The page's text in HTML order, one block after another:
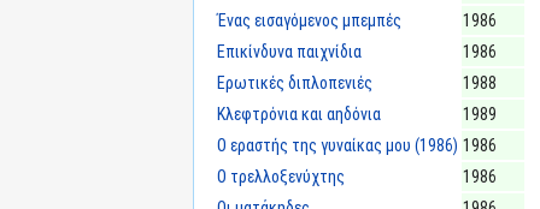
Ένας εισαγόμενος μπεμπές
1986
Επικίνδυνα παιχνίδια
1986
Ερωτικές διπλοπενιές
1988
Κλεφτρόνια και αηδόνια
1989
Ο εραστής της γυναίκας μου (1986) 1986
Ο τρελλοξενύχτης
1986